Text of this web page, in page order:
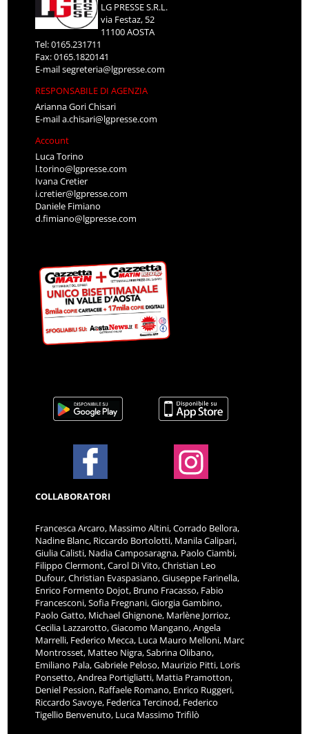
LG PRESSE S.R.L.
via Festaz, 52
11100 AOSTA
Tel: 0165.231711
Fax: 0165.1820141
E-mailsegreteria@lgpresse.com
RESPONSABILE DI AGENZIA
Arianna Gori Chisari
E-maila.chisari@lgpresse.com
Account
Luca Torino
l.torino@lgpresse.com
Ivana Cretier
i.cretier@lgpresse.com
Daniele Fimiano
d.fimiano@lgpresse.com
COLLABORATORI
Francesca Arcaro, Massimo Altini, Corrado Bellora,
Nadine Blanc, Riccardo Bortolotti, Manila Calipari,
Giulia Calisti, Nadia Camposaragna, Paolo Ciambi,
Filippo Clermont, Carol Di Vito, Christian Leo
Dufour, Christian Evaspasiano, Giuseppe Farinella,
Enrico Formento Dojot, Bruno Fracasso, Fabio
Francesconi, Sofia Fregnani, Giorgia Gambino,
Paolo Gatto, Michael Ghignone, Marlène Jorrioz,
Cecilia Lazzarotto, Giacomo Mangano, Angela
Marrelli, Federico Mecca, Luca Mauro Melloni, Marc
Montrosset, Matteo Nigra, Sabrina Olibano,
Emiliano Pala, Gabriele Peloso, Maurizio Pitti, Loris
Ponsetto, Andrea Portigliatti, Mattia Pramotton,
Deniel Pession, Raffaele Romano, Enrico Ruggeri,
Riccardo Savoye, Federica Tercinod, Federico
Tigellio Benvenuto, Luca Massimo Trifilò